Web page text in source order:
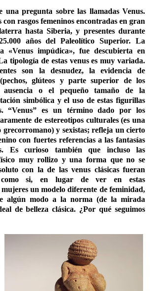
una pregunta sobre las llamadas Venus.
con rasgos femeninos encontradas en gran
hasta Siberia, y presentes durante
años del Paleolítico Superior. La
«Venus impúdica», fue descubierta en
tipología de estas venus es muy variada.
son la desnudez, la evidencia de
glúteos y parte superior de los
ausencia o el pequeño tamaño de la
simbólica y el uso de estas figurillas
“Venus” es un término dado por los
de estereotipos culturales (es una
y sexistas; refleja un cierto
con fuertes referencias a las fantasías
Es curioso también que incluso las
muy rollizo y una forma que no se
con la de las venus clásicas fueran
como si, en lugar de ver en estas
mujeres un modelo diferente de feminidad,
algún modo a la norma (de la mirada
de belleza clásica. ¿Por qué seguimos